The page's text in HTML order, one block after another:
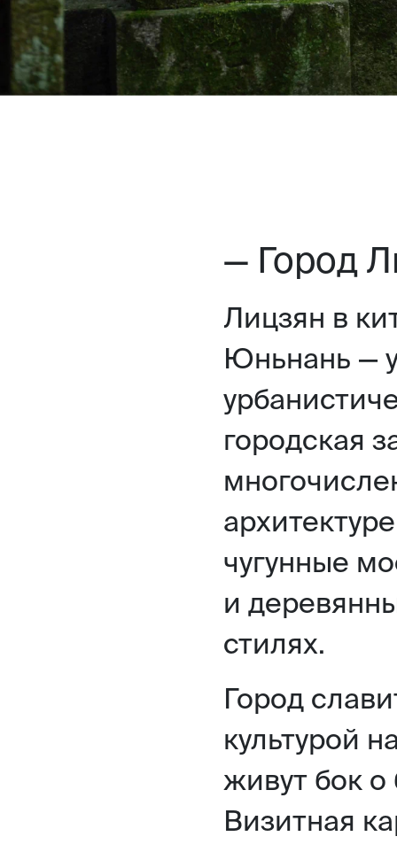
— Город
Лицзян в
Юньнань —
городская
чугунные
и
стилях.
Город
культурой
живут бок
Визитная